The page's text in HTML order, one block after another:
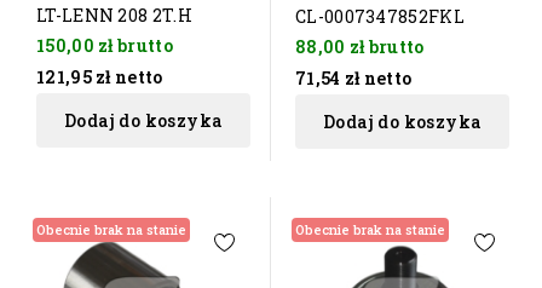
LT-LENN 208 2T.H
150,00 złbrutto
121,95 zł netto
Dodaj do koszyka
CL-0007347852FKL
88,00 złbrutto
71,54 zł netto
Dodaj do koszyka
Obecnie brak na stanie Obecnie brak na stanie